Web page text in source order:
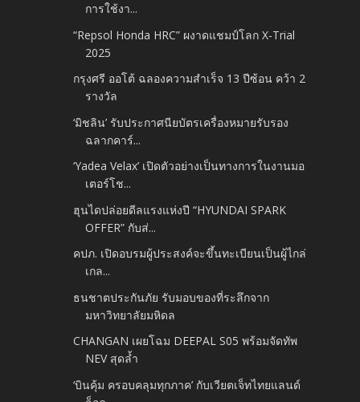
การใช้งา...
“Repsol Honda HRC” ผงาดแชมป์โลก X-Trial
2025
กรุงศรี ออโต้ ฉลองความสำเร็จ 13 ปีซ้อน คว้า 2
รางวัล
‘มิชลิน’ รับประกาศนียบัตรเครื่องหมายรับรอง
ฉลากคาร์...
‘Yadea Velax’ เปิดตัวอย่างเป็นทางการในงานมอ
เตอร์โช...
ฮุนไดปล่อยดีลแรงแห่งปี “HYUNDAI SPARK
OFFER” กับส่...
คปภ. เปิดอบรมผู้ประสงค์จะขึ้นทะเบียนเป็นผู้ไกล่
เกล...
ธนชาตประกันภัย รับมอบของที่ระลึกจาก
มหาวิทยาลัยมหิดล
CHANGAN เผยโฉม DEEPAL S05 พร้อมจัดทัพ
NEV สุดล้ำ
‘บินคุ้ม ครอบคลุมทุกภาค’ กับเวียตเจ็ทไทยแลนด์